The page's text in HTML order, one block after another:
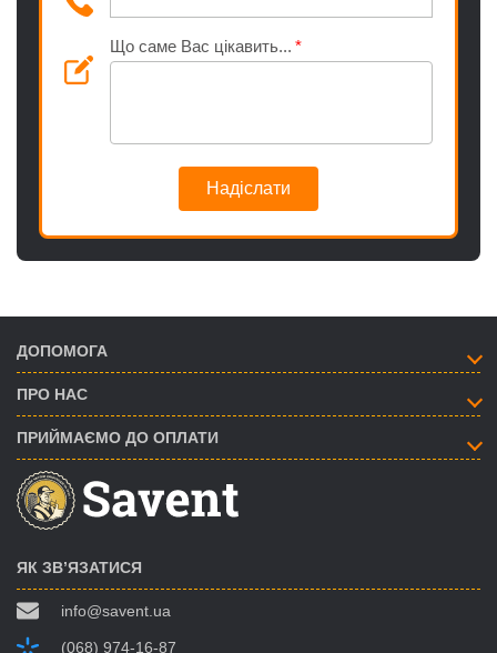
Що саме Вас цікавить...
Надіслати
ДОПОМОГА
ПРО НАС
ПРИЙМАЄМО ДО ОПЛАТИ
ЯК ЗВ’ЯЗАТИСЯ
info@savent.ua
(068) 974-16-87